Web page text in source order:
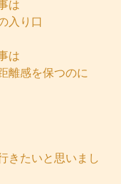
は
入り口
は
離感を保つのに
きたいと思いまし